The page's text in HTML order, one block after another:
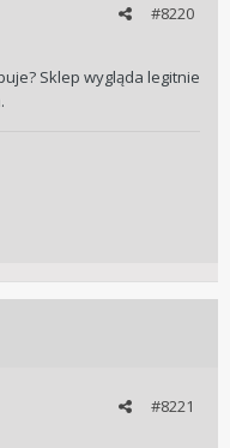
#8220
Sklep wygląda legitnie
#8221